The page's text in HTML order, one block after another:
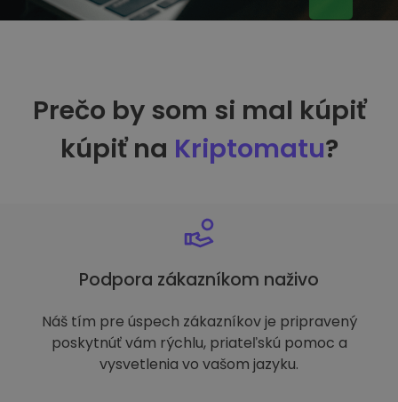
Prečo by som si mal kúpiť
kúpiť na Kriptomatu?
Podpora zákazníkom naživo
Náš tím pre úspech zákazníkov je pripravený
poskytnúť vám rýchlu, priateľskú pomoc a
vysvetlenia vo vašom jazyku.